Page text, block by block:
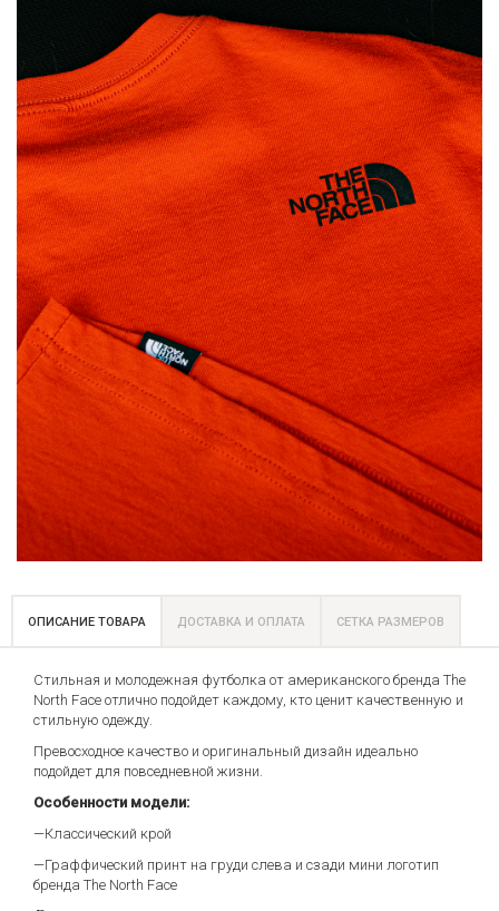
ОПИСАНИЕ ТОВАРА ДОСТАВКА И ОПЛАТА СЕТКА РАЗМЕРОВ
Стильная и молодежная футболка от американского бренда The
North Face отлично подойдет каждому, кто ценит качественную и
стильную одежду.
Превосходное качество и оригинальный дизайн идеально
подойдет для повседневной жизни.
Особенности модели:
—Классический крой
—Граффический принт на груди слева и сзади мини логотип
бренда The North Face